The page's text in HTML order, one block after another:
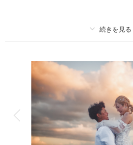
このプランで撮影可能な撮影レポート
相談予約する
来店・オンライン
新婦衣装1着
着付け
データ
衣装追加 会食
家族と撮影 家族用衣装レンタル
その他含むもの